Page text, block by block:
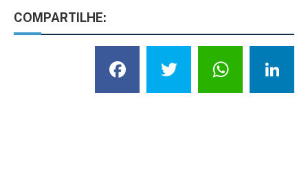
COMPARTILHE:
Facebook
Twitter